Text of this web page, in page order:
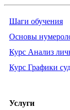
Шаги обучения
Основы
Курс Анализ
Курс Графики
Услуги